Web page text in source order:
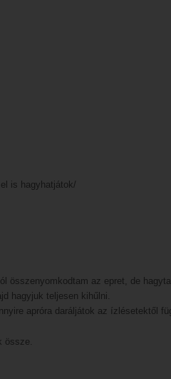
is hagyhatjátok/
az epret, de
hagyjuk teljesen kihűlni.
apróra daráljátok az ízlésetektől
össze.